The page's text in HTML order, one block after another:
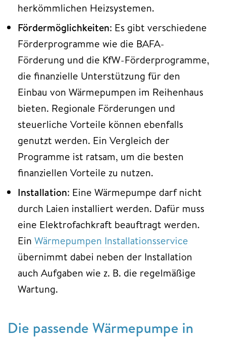
herkömmlichen Heizsystemen.
Fördermöglichkeiten: Es gibt verschiedene
Förderprogramme wie die BAFA-
Förderung und die KfW-Förderprogramme,
die finanzielle Unterstützung für den
Einbau von Wärmepumpen im Reihenhaus
bieten. Regionale Förderungen und
steuerliche Vorteile können ebenfalls
genutzt werden. Ein Vergleich der
Programme ist ratsam, um die besten
finanziellen Vorteile zu nutzen.
Installation: Eine Wärmepumpe darf nicht
durch Laien installiert werden. Dafür muss
eine Elektrofachkraft beauftragt werden.
Ein Wärmepumpen Installationsservice
übernimmt dabei neben der Installation
auch Aufgaben wie z. B. die regelmäßige
Wartung.
Die passende Wärmepumpe in